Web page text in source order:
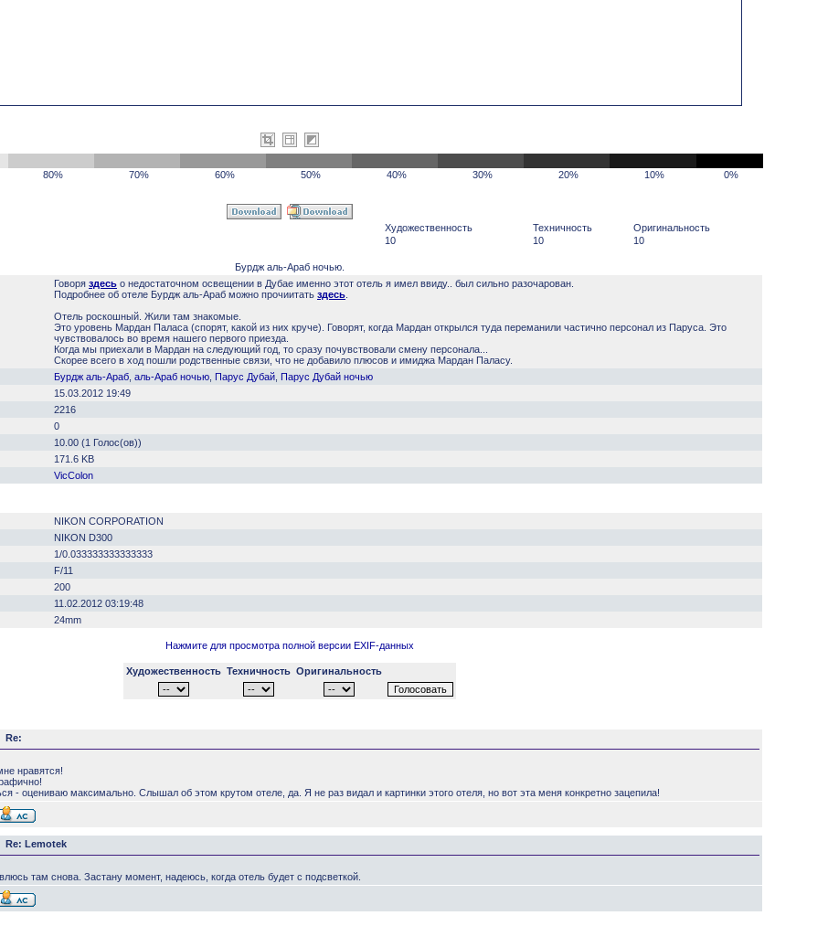
80% 70% 60% 50% 40% 30% 20% 10% 0%
Художественность Техничность
Оригинальность
10 10 10
Бурдж аль-Араб ночью.
Говоря здесь о недостаточном освещении в Дубае именно этот отель я имел ввиду.. был сильно разочарован.
Подробнее об отеле Бурдж аль-Араб можно прочиитать здесь
Отель роскошный. Жили там знакомые.
Это уровень Мардан Паласа (спорят, какой из них круче). Говорят, когда Мардан открылся туда переманили частично персонал из Паруса. Это
чувствовалось во время нашего первого приезда.
Когда мы приехали в Мардан на следующий год, то сразу почувствовали смену персонала...
Скорее всего в ход пошли родственные связи, что не добавило плюсов и имиджа Мардан Паласу.
Бурдж аль-Араб аль-Араб ночью Парус Дубай Парус Дубай ночью
15.03.2012 19:49
2216
0
10.00 (1 Голос(ов))
171.6 KB
VicColon
NIKON CORPORATION
NIKON D300
1/0.033333333333333
F/11
200
11.02.2012 03:19:48
24mm
Нажмите для просмотра полной версии EXIF-данных
Художественность Техничность Оригинальность
Re:
нравятся!
- оцениваю максимально. Слышал об этом крутом отеле, да. Я не раз видал и картинки этого отеля, но вот эта меня конкретно зацепила!
Re: Lemotek
там снова. Застану момент, надеюсь, когда отель будет с подсветкой.